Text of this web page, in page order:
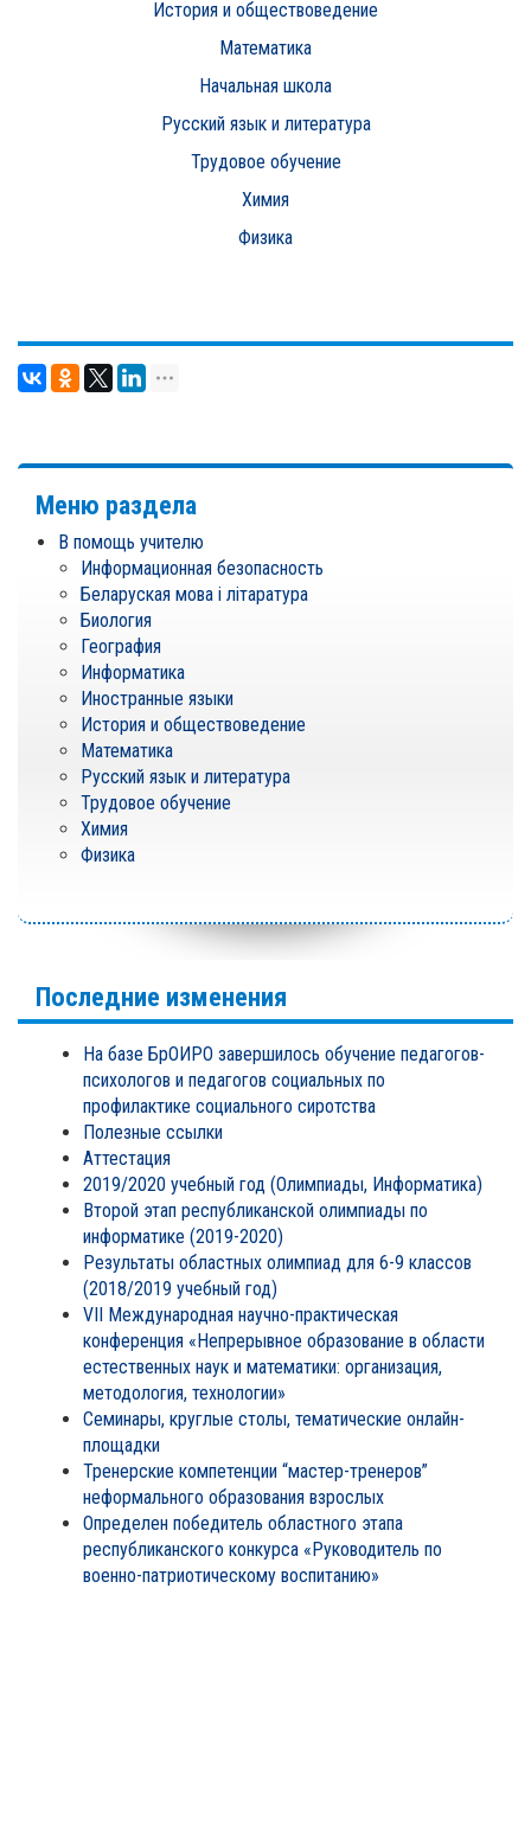
История и обществоведение
Математика
Начальная школа
Русский язык и литература
Трудовое обучение
Химия
Физика
Меню раздела
В помощь учителю
Информационная безопасность
Беларуская мова i лiтаратура
Биология
География
Информатика
Иностранные языки
История и обществоведение
Математика
Русский язык и литература
Трудовое обучение
Химия
Физика
Последние изменения
На базе БрОИРО завершилось обучение педагогов-
психологов и педагогов социальных по
профилактике социального сиротства
Полезные ссылки
Аттестация
2019/2020 учебный год (Олимпиады, Информатика)
Второй этап республиканской олимпиады по
информатике (2019-2020)
Результаты областных олимпиад для 6-9 классов
(2018/2019 учебный год)
VII Международная научно-практическая
конференция «Непрерывное образование в области
естественных наук и математики: организация,
методология, технологии»
Семинары, круглые столы, тематические онлайн-
площадки
Тренерские компетенции “мастер-тренеров”
неформального образования взрослых
Определен победитель областного этапа
республиканского конкурса «Руководитель по
военно-патриотическому воспитанию»